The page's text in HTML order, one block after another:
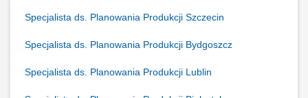
Specjalista ds. Planowania Produkcji Szczecin
Specjalista ds. Planowania Produkcji Bydgoszcz
Specjalista ds. Planowania Produkcji Lublin